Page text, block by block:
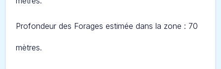
Profondeur des Forages estimée dans la zone : 70
mètres.